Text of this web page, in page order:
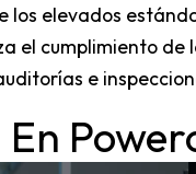
los elevados
el cumplimiento de
e
En